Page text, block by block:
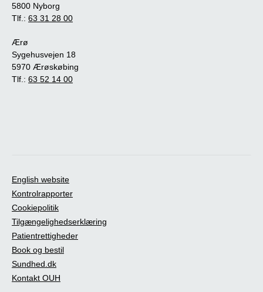
5800 Nyborg
Tlf.: 63 31 28 00
Ærø
Sygehusvejen 18
5970 Ærøskøbing
Tlf.: 63 52 14 00
English website
Kontrolrapporter
Cookiepolitik
Tilgængelighedserklæring
Patientrettigheder
Book og bestil
Sundhed.dk
Kontakt OUH